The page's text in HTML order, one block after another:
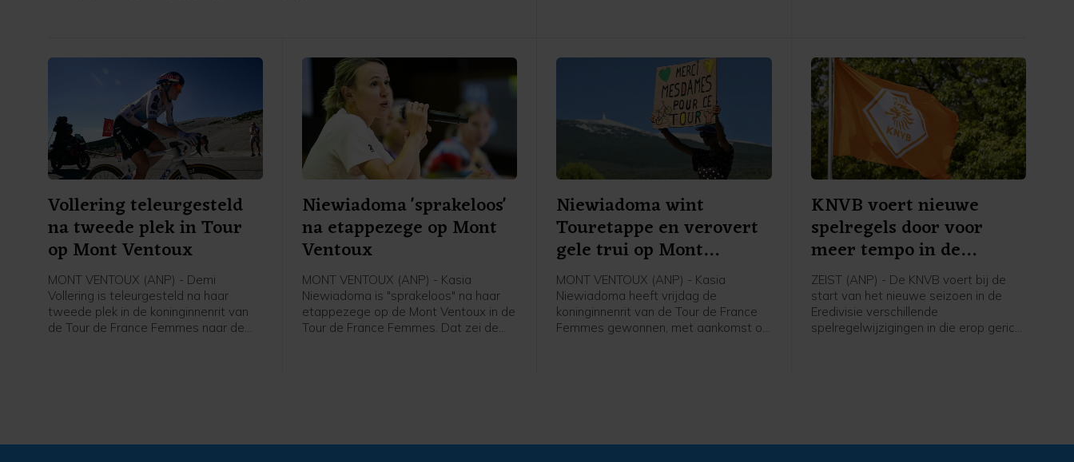
Vollering teleurgesteld
na tweede plek in Tour
op Mont Ventoux
MONT VENTOUX (ANP) - Demi
Vollering is teleurgesteld na haar
tweede plek in de koninginnenrit van
de Tour de France Femmes naar de
Niewiadoma 'sprakeloos'
na etappezege op Mont
Ventoux
MONT VENTOUX (ANP) - Kasia
Niewiadoma is "sprakeloos" na haar
etappezege op de Mont Ventoux in de
Tour de France Femmes. Dat zei de
Niewiadoma wint
Touretappe en verovert
gele trui op Mont
Ventoux
MONT VENTOUX (ANP) - Kasia
Niewiadoma heeft vrijdag de
koninginnenrit van de Tour de France
Femmes gewonnen, met aankomst op
KNVB voert nieuwe
spelregels door voor
meer tempo in de
wedstrijd
ZEIST (ANP) - De KNVB voert bij de
start van het nieuwe seizoen in de
Eredivisie verschillende
spelregelwijzigingen in die erop gericht